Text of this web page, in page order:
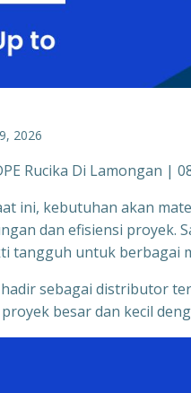
2026
Rucika Di Lamongan |
ini, kebutuhan akan
dan efisiensi proyek.
tangguh untuk berbagai
sebagai distributor
besar dan kecil